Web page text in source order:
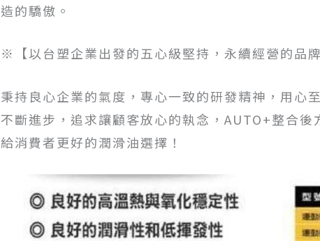
造的驕傲。
※【以台塑企業出發的五心級堅持，永續經營的品牌
秉持良心企業的氣度，專心一致的研發精神，用心
不斷進步，追求讓顧客放心的執念，AUTO+整合後
給消費者更好的潤滑油選擇！